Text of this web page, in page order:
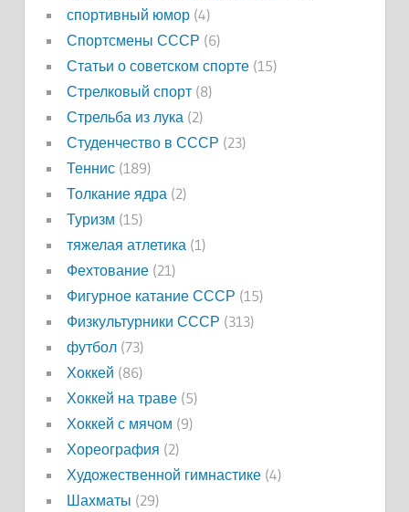
спортивный юмор(4)
Спортсмены СССР (6)
Статьи о советском спорте(15)
Стрелковый спорт(8)
Стрельба из лука(2)
Студенчество в СССР (23)
Теннис(189)
Толкание ядра(2)
Туризм (15)
тяжелая атлетика(1)
Фехтование(21)
Фигурное катание СССР (15)
Физкультурники СССР (313)
футбол(73)
Хоккей (86)
Хоккей на траве(5)
Хоккей с мячом (9)
Хореография (2)
Художественной гимнастике(4)
Шахматы (29)